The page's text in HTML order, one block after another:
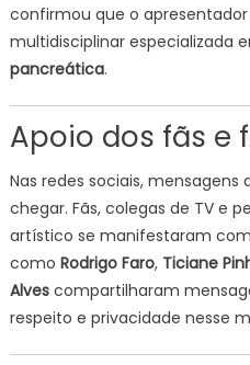
confirmou que o
multidisciplinar especializada
pancreática.
Apoio dos fãs e
Nas redes sociais,
chegar. Fãs, colegas de TV e
artístico se manifestaram
como Rodrigo Faro, Ticiane
Alvescompartilharam
respeito e privacidade nesse